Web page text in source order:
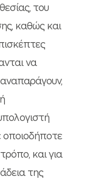
του
καθώς και
να
αναπαράγουν,
και για
της